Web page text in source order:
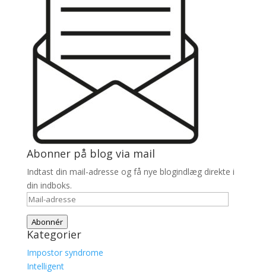
Abonner på blog via mail
Indtast din mail-adresse og få nye blogindlæg direkte i
din indboks.
Mail-
adresse
Abonnér
Kategorier
Impostor syndrome
Intelligent